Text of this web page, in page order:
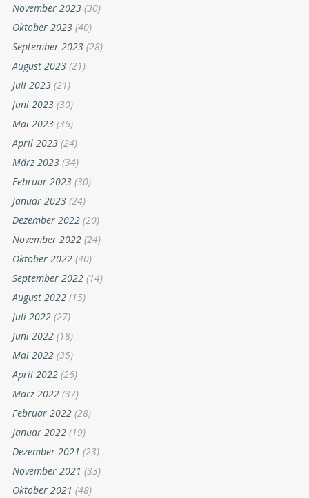
November 2023 (30)
Oktober 2023 (40)
September 2023 (28)
August 2023 (21)
Juli 2023 (21)
Juni 2023 (30)
Mai 2023 (36)
April 2023 (24)
März 2023 (34)
Februar 2023 (30)
Januar 2023 (24)
Dezember 2022 (20)
November 2022 (24)
Oktober 2022 (40)
September 2022 (14)
August 2022 (15)
Juli 2022 (27)
Juni 2022 (18)
Mai 2022 (35)
April 2022 (26)
März 2022 (37)
Februar 2022 (28)
Januar 2022 (19)
Dezember 2021 (23)
November 2021 (33)
Oktober 2021 (48)